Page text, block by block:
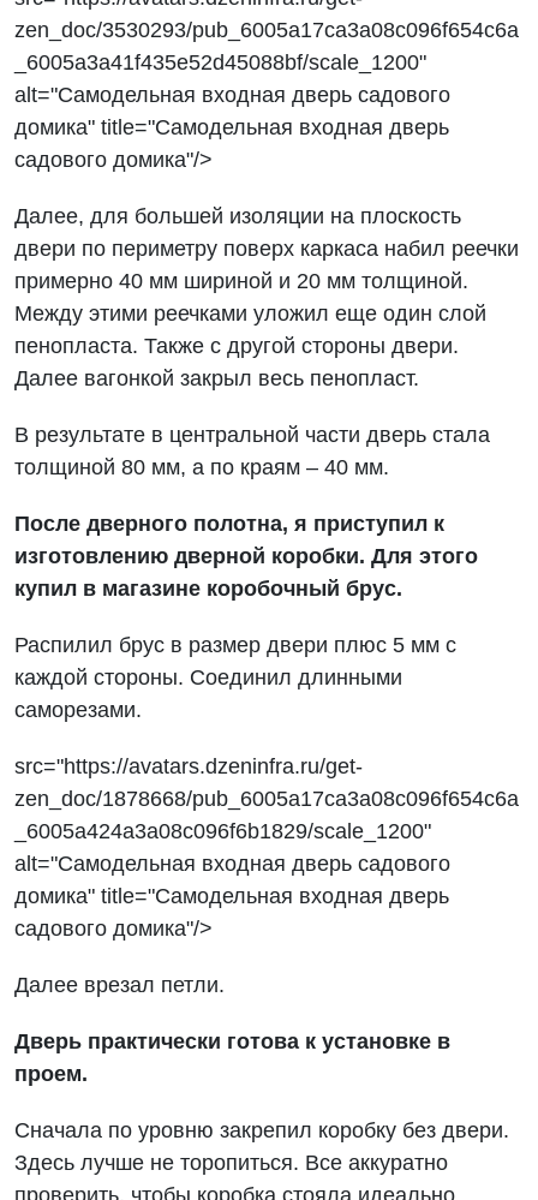
zen_doc/3530293/pub_6005a17ca3a08c096f654c6a
_6005a3a41f435e52d45088bf/scale_1200"
alt="Самодельная входная дверь садового
домика" title="Самодельная входная дверь
садового домика"/>
Далее, для большей изоляции на плоскость
двери по периметру поверх каркаса набил реечки
примерно 40 мм шириной и 20 мм толщиной.
Между этими реечками уложил еще один слой
пенопласта. Также с другой стороны двери.
Далее вагонкой закрыл весь пенопласт.
В результате в центральной части дверь стала
толщиной 80 мм, а по краям – 40 мм.
После дверного полотна, я приступил к
изготовлению дверной коробки. Для этого
купил в магазине коробочный брус.
Распилил брус в размер двери плюс 5 мм с
каждой стороны. Соединил длинными
саморезами.
src="https://avatars.dzeninfra.ru/get-
zen_doc/1878668/pub_6005a17ca3a08c096f654c6a
_6005a424a3a08c096f6b1829/scale_1200"
alt="Самодельная входная дверь садового
домика" title="Самодельная входная дверь
садового домика"/>
Далее врезал петли.
Дверь практически готова к установке в
проем.
Сначала по уровню закрепил коробку без двери.
Здесь лучше не торопиться. Все аккуратно
проверить, чтобы коробка стояла идеально